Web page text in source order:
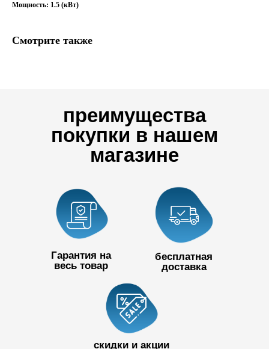
Мощность: 1.5 (кВт)
Смотрите также
преимущества
покупки в нашем
магазине
Гарантия на
весь товар
бесплатная
доставка
скидки и акции
+7 727 390
50 32